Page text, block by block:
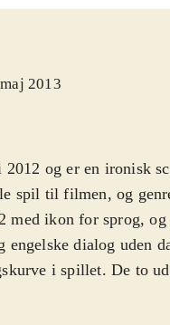
2013
og er en ironisk
spil til filmen, og
med ikon for sprog,
dialog uden
i spillet. De to